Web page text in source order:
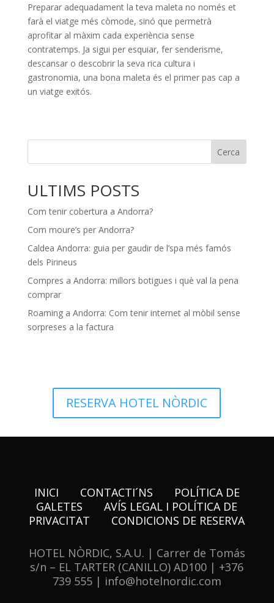
Preparar adequadament la teva maleta no només et
farà el viatge més còmode, sinó que permetrà
aprofitar al màxim cada experiència sense
contratemps. Ja sigui per esquiar, fer senderisme,
descansar o descobrir la seva rica cultura i
gastronomia, una bona maleta és el primer pas cap a
un viatge exitós.
Cerca
ULTIMS POSTS
Com tenir cobertura a Andorra?
Com moure’s per Andorra?
Caldea Andorra: guia per gaudir de l’spa més famós
dels Pirineus
Compres a Andorra: millors botigues i què val la pena
comprar
Roaming a Andorra: Com tenir internet al mòbil sense
sorpreses a la factura
RESERVA HOTEL NÒRDIC
INICI CONTACTI´NS
POLÍTICA DE
GALETES
AVÍS LEGAL I POLÍTICA DE
PRIVACITAT
CONDICIONS DE RESERVA
HOTEL NÒRDIC, S.A.U. | Carrer de Tomás
s/n – EL TARTER (CANILLO) AD100 | +376
739 555 | info@hotelnordic.com